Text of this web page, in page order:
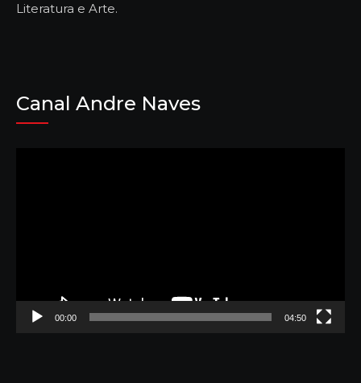
Literatura e Arte.
Canal Andre Naves
00:00 04:50